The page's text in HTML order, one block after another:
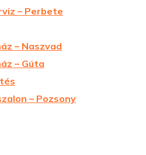
– Perbete
– Naszvad
– Gúta
– Pozsony